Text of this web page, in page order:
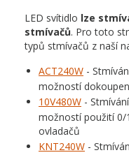
LED svítidlo lze
stmívačů. Pro toto
typů stmívačů z naší
ACT240W -
možností
10V480W -
možností použití 0/
ovladačů
KNT240W -